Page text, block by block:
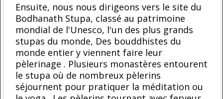
Ensuite, nous nous dirigeons vers le site du
Bodhanath Stupa, classé au patrimoine
mondial de l'Unesco, l'un des plus grands
stupas du monde, Des bouddhistes du
monde entier y viennent faire leur
pèlerinage . Plusieurs monastères entourent
le stupa où de nombreux pèlerins
séjournent pour pratiquer la méditation ou